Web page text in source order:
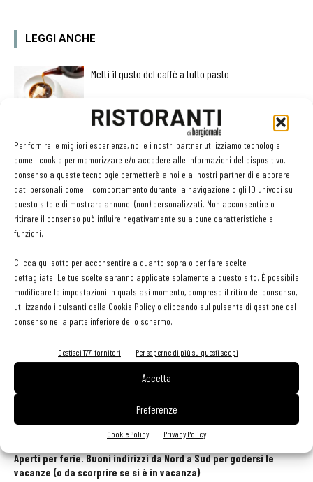
Per fornire le migliori esperienze, noi e i nostri partner utilizziamo tecnologie
come i cookie per memorizzare e/o accedere alle informazioni del dispositivo. Il
consenso a queste tecnologie permetterà a noi e ai nostri partner di elaborare
dati personali come il comportamento durante la navigazione o gli ID univoci su
questo sito e di mostrare annunci (non) personalizzati. Non acconsentire o
ritirare il consenso può influire negativamente su alcune caratteristiche e
funzioni.
Clicca qui sotto per acconsentire a quanto sopra o per fare scelte
dettagliate. Le tue scelte saranno applicate solamente a questo sito. È possibile
modificare le impostazioni in qualsiasi momento, compreso il ritiro del consenso,
utilizzando i pulsanti della Cookie Policy o cliccando sul pulsante di gestione del
consenso nella parte inferiore dello schermo.
Gestisci 1771 fornitori Per saperne di più su questi scopi
Accetta
Preferenze
Cookie Policy Privacy Policy
LEGGI ANCHE
Metti il gusto del caffè a tutto pasto
Ampliare l’attività del ristorante al catering? Sì, ma la
scelta giusta è puntare sul premium
Aperti per ferie. Buoni indirizzi da Nord a Sud per
godersi le vacanze (o da scorprire se si è in
GLI ARTICOLI PIÙ LETTI
Sogemi rafforza i servizi per la ristorazione: orario esteso e
tessera gratuita per i professionisti HoReCa
Aperti per ferie. Buoni indirizzi da Nord a Sud per godersi le
vacanze (o da scorprire se si è in vacanza)